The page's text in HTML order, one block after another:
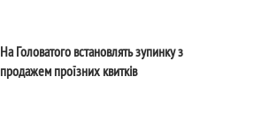
На Головатого встановлять зупинку з
продажем проїзних квитків